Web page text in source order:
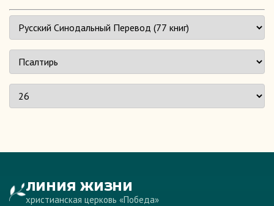
ЛИНИЯ ЖИЗНИ
христианская церковь «Победа»